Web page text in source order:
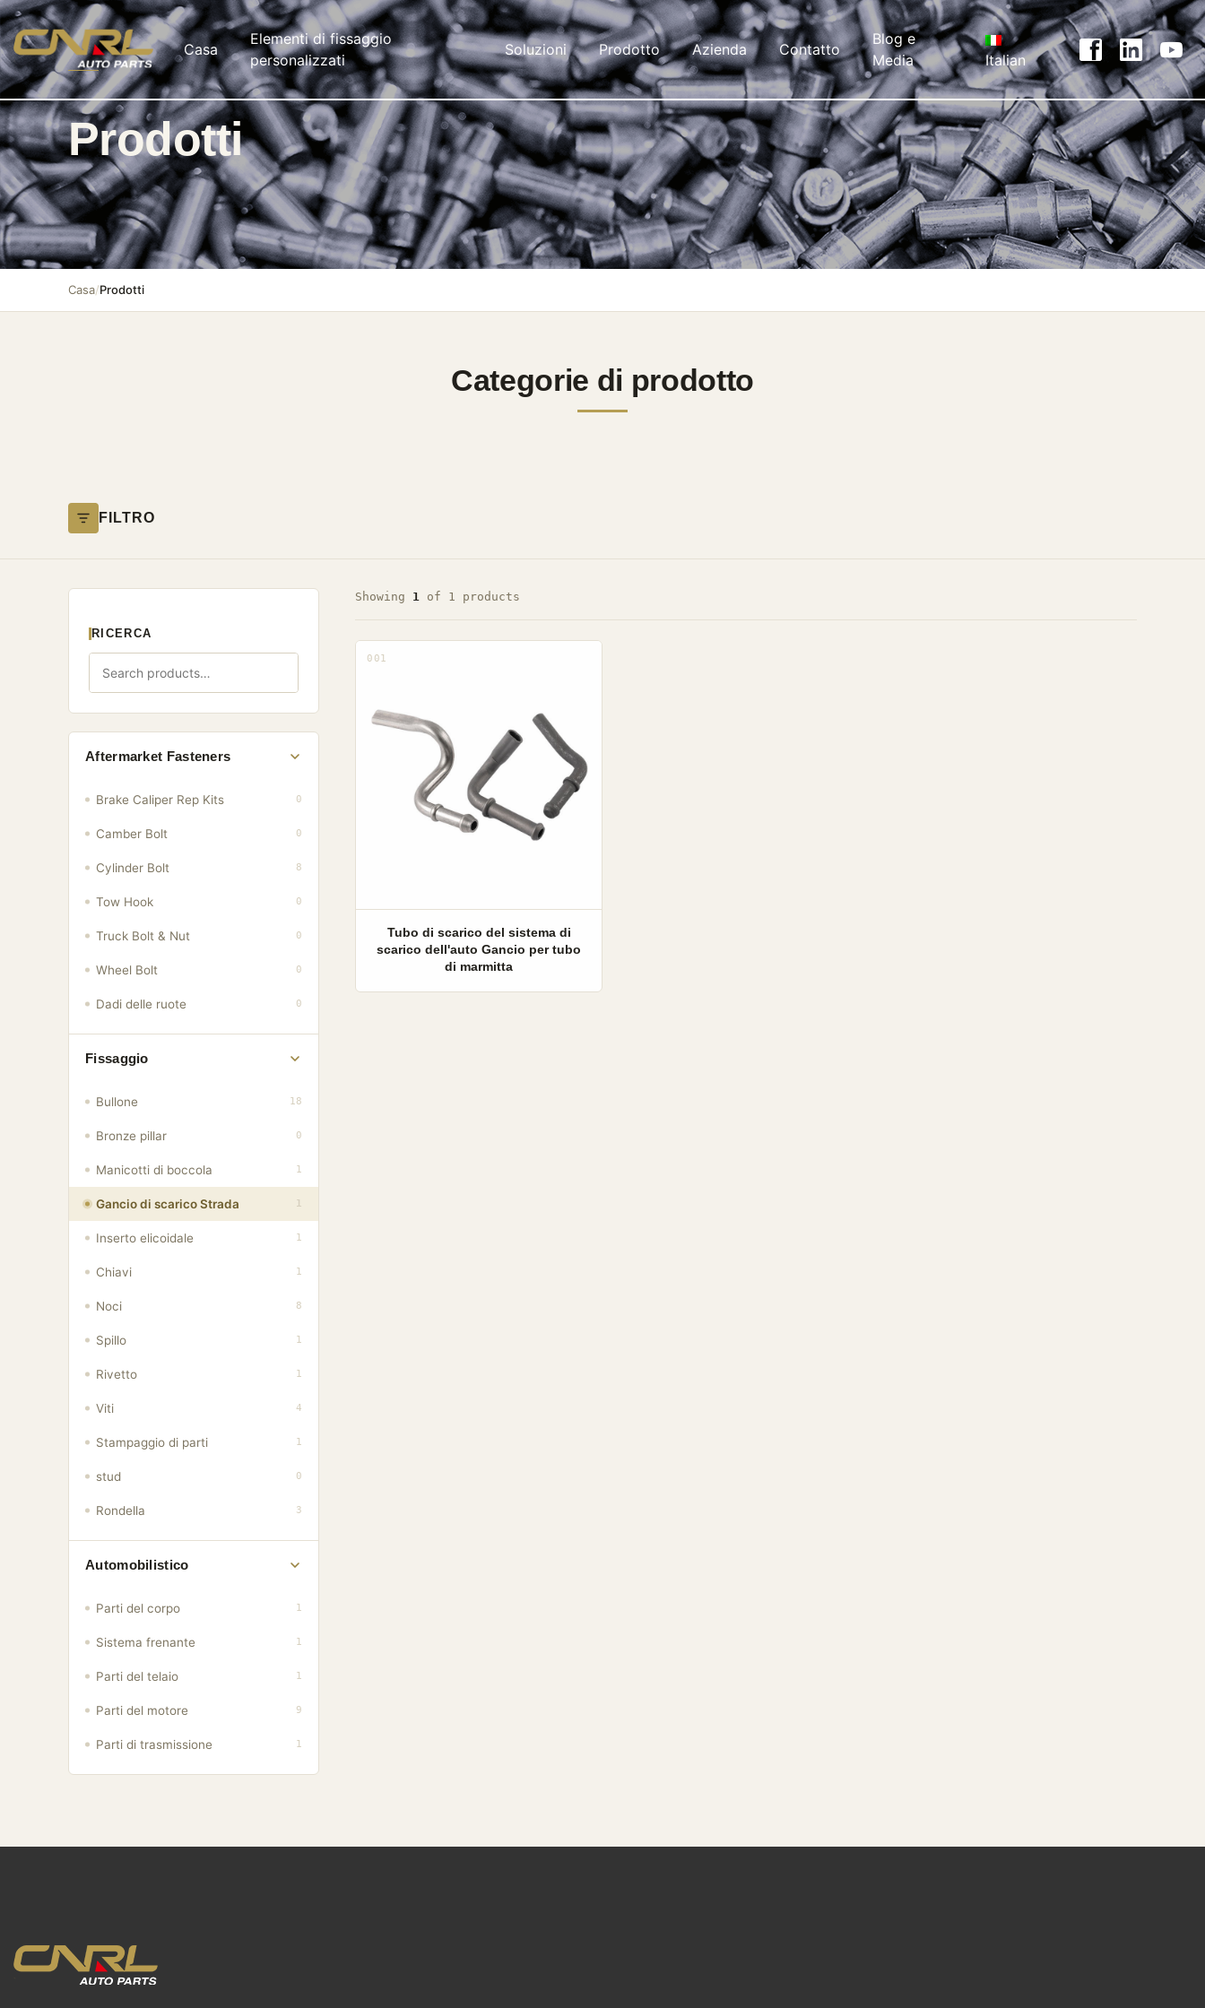
Casa
Elementi di fissaggio
personalizzati
Soluzioni Prodotto Azienda Contatto
Blog e
Media
Italian
Prodotti
Casa/Prodotti
Categorie di prodotto
FILTRO
RICERCA
Aftermarket Fasteners
Brake Caliper Rep Kits 0
Camber Bolt 0
Cylinder Bolt 8
Tow Hook 0
Truck Bolt & Nut 0
Wheel Bolt 0
Dadi delle ruote 0
Fissaggio
Bullone 18
Bronze pillar 0
Manicotti di boccola 1
Gancio di scarico Strada 1
Inserto elicoidale 1
Chiavi 1
Noci 8
Spillo 1
Rivetto 1
Viti 4
Stampaggio di parti 1
stud 0
Rondella 3
Automobilistico
Parti del corpo 1
Sistema frenante 1
Parti del telaio 1
Parti del motore 9
Parti di trasmissione 1
Showing 1 of 1 products
001
Tubo di scarico del sistema di
scarico dell'auto Gancio per tubo
di marmitta